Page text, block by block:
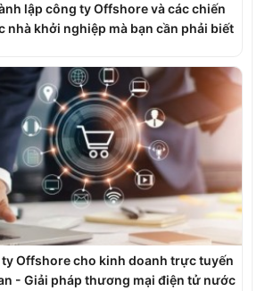
lập công ty Offshore và các chiến
nhà khởi nghiệp mà bạn cần phải biết
Offshore cho kinh doanh trực tuyến
- Giải pháp thương mại điện tử nước